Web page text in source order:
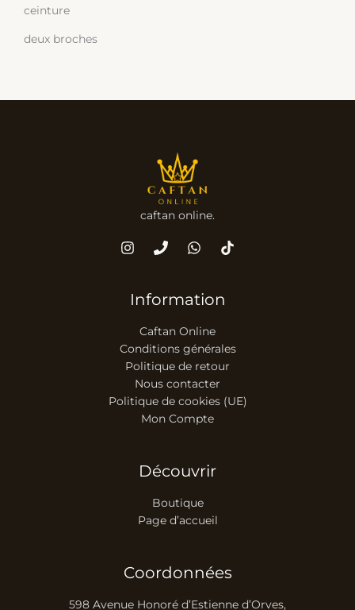
ceinture
deux broches
caftan online.
Information
Caftan Online
Conditions générales
Politique de retour
Nous contacter
Politique de cookies (UE)
Mon Compte
Découvrir
Boutique
Page d’accueil
Coordonnées
598 Avenue Honoré d’Estienne d’Orves,